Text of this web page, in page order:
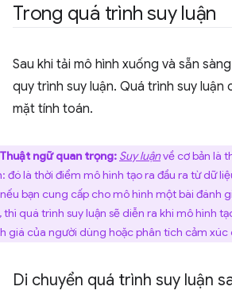
Trong quá trình suy luận
Sau khi tải mô hình xuống và sẵn
quy trình suy luận. Quá trình suy luận
mặt tính toán.
Thuật ngữ quan trọng: Suy luậnvề cơ bản là
đó là thời điểm mô hình tạo ra đầu ra từ dữ
bạn cung cấp cho mô hình một bài đánh
thì quá trình suy luận sẽ diễn ra khi mô hình
giá của người dùng hoặc phân tích cảm xúc
Di chuyển quá trình suy luận